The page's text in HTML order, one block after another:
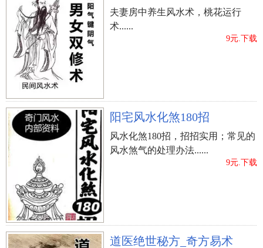
夫妻房中养生风水术，桃花运行
术......
9元.下载
阳宅风水化煞180招
风水化煞180招，招招实用；常见的
风水煞气的处理办法......
9元.下载
道医绝世秘方_奇方易术